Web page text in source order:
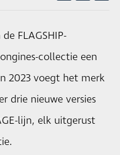
FLAGSHIP-
collectie een
2023 voegt het merk
drie nieuwe versies
lijn, elk uitgerust